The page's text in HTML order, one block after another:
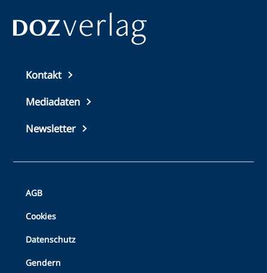
Top
footer
Kontakt
Mediadaten
Newsletter
Bottom
Footer
AGB
Cookies
Datenschutz
Gendern